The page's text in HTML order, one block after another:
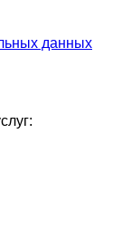
данных